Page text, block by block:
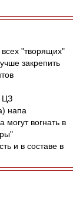
"творящих"
закрепить
ЦЗ
напа
вогнать в
и в составе в